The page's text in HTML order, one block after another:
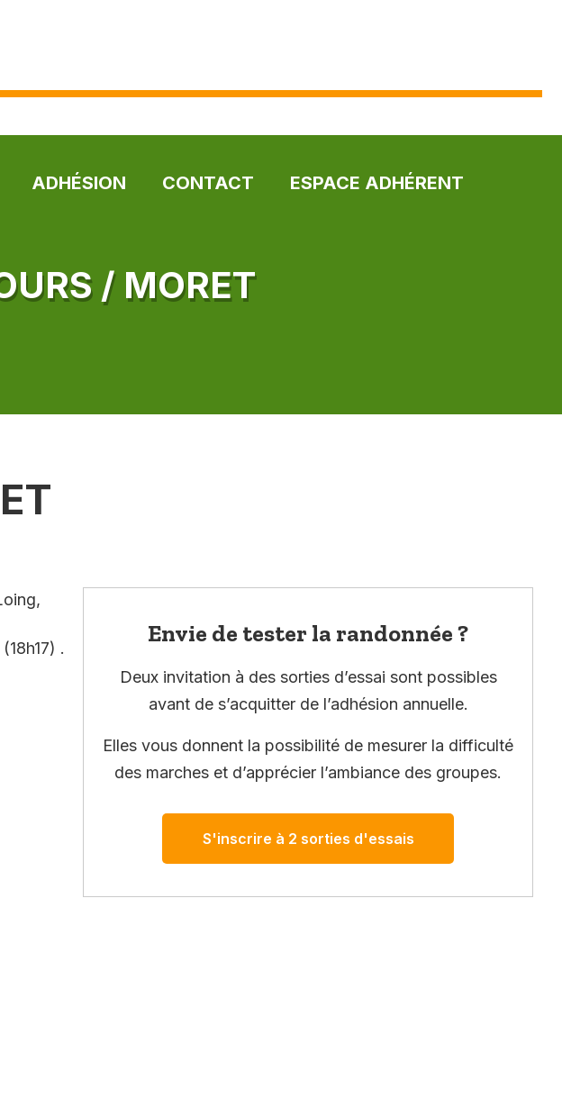
ADHÉSION CONTACT ESPACE ADHÉRENT
/ MORET
.
Envie de tester la randonnée ?
Deux invitation à des sorties d’essai sont possibles
avant de s’acquitter de l’adhésion annuelle.
Elles vous donnent la possibilité de mesurer la difficulté
des marches et d’apprécier l’ambiance des groupes.
S'inscrire à 2 sorties d'essais